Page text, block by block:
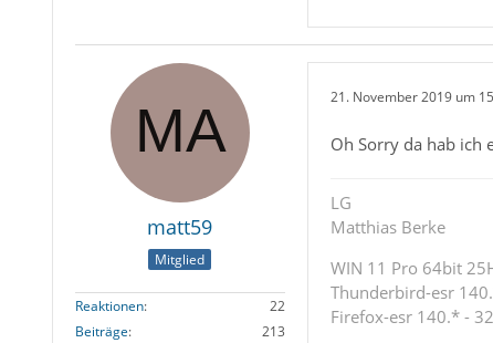
matt59
Mitglied
Reaktionen
22
Beiträge
213
21. November 2019 um
Oh Sorry da hab ich
LG
Matthias Berke
WIN 11 Pro 64bit
Thunderbird-esr
Firefox-esr 140.* -